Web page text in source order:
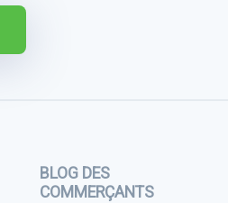
BLOG DES
COMMERÇANTS